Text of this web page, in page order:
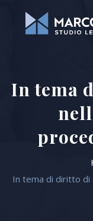
Chi siamo
Servizi Online
In tema
In tema di diritto di